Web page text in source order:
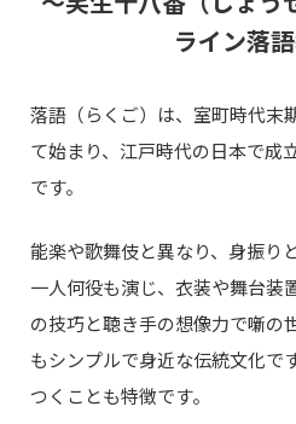
ライン落
落語（らくご）は、室町時代末
て始まり、江戸時代の日本で成
です。
能楽や歌舞伎と異なり、身振り
一人何役も演じ、衣装や舞台装
の技巧と聴き手の想像力で噺の
もシンプルで身近な伝統文化で
つくことも特徴です。